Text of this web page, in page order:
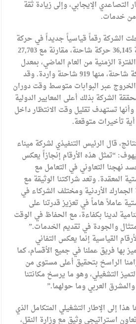
التصاعدي الإيجابي، وإلى زيادة ثقة
من خدمات.
الشركة رقماً قياسياً جديداً في حركة
الشاحنات؛ حيث تم خدمة 36,145 حركة شاحنة، مقارنة مع 27,703
الزمنية من العام الماضي، بمعدل
يومي وصل إلى 1205 حركة شاحنة، منها 919 شاحنة واردة. وقد
عبر البوابات متوسط وقت دوران
33 دقيقة، محققة الشركة بذلك أعلى المعايير الدولية
وأنها تستهدف تقليل وقت الانتظار داخل
تأخيرات متوقعة.
قال الرئيس التنفيذي لشركة ميناء
“تمثل هذه الأرقام إنجازاً يعكس
نهجنا التعاوني في التعامل مع
المعقدة. وتعد شراكتنا الوثيقة مع
الأردنية ومختلف الشركاء في
عاملاً هاماً في تعزيز قدرتنا على
لدينا بكفاءة، مع الحفاظ في الوقت
والجودة في تقديم الخدمات.”
القياسية إنما يعكس التفاني
بها فريق عملنا في جميع الأقسام، كما
الراسخ بتحقيق أعلى مستوى من
التشغيلي، وهو ما يرسخ مكانتنا
العربي وما حولهما.”
إلى الإطار التشغيلي المتكامل الذي
استراتيجي وثيق مع وزارة النقل،